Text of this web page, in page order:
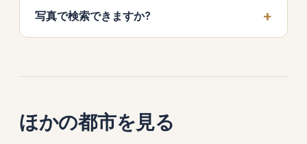
写真で検索できますか?
ほかの都市を見る